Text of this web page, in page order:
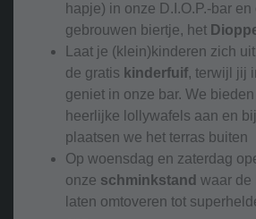
hapje) in onze D.I.O.P.-bar
gebrouwen biertje, het
Laat je (klein)kinderen zich
de gratis kinderfuif, terwijl jij
geniet in onze bar. We
heerlijke lollywafels aan en
plaatsen we het terras buiten
Op woensdag en zaterdag
onze schminkstand waar de
laten omtoveren tot